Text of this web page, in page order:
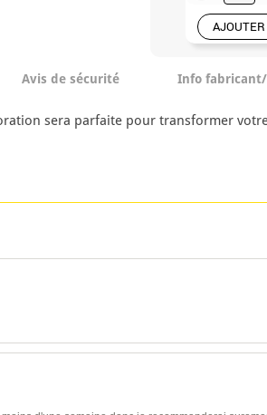
AJOUTER
Avis de sécurité Info
sera parfaite pour transformer